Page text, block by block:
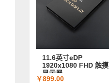
11.6英寸eDP
1920x1080 FHD 触摸
显示屏
￥899.00